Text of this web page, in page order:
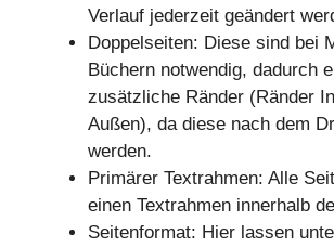
Verlauf jederzeit geändert
Doppelseiten: Diese sind bei
Büchern notwendig, dadurch
zusätzliche Ränder (Ränder
Außen), da diese nach dem
werden.
Primärer Textrahmen: Alle
einen Textrahmen innerhalb
Seitenformat: Hier lassen